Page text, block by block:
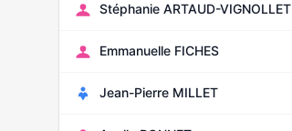
Stéphanie ARTAUD-VIGNOLLET
Emmanuelle FICHES
Jean-Pierre MILLET